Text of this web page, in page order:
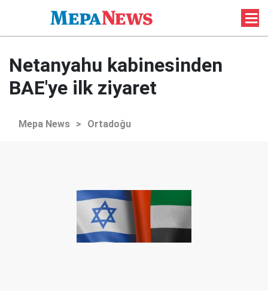
Netanyahu kabinesinden
BAE'ye ilk ziyaret
Mepa News > Ortadoğu